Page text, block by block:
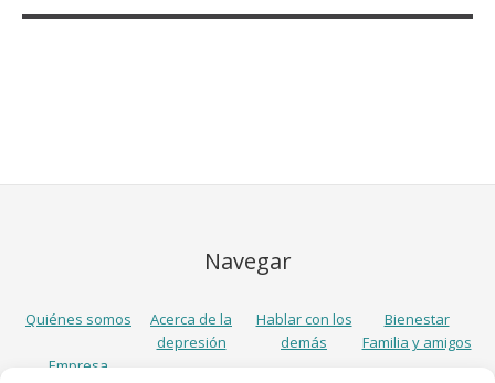
Navegar
Quiénes somos
Acerca de la
depresión
Hablar con los
demás
Bienestar
Familia y amigos
Empresa